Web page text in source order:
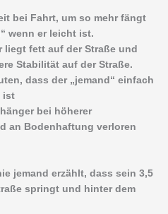
bei Fahrt, um so mehr fängt
wenn er leicht ist.
liegt fett auf der Straße und
Stabilität auf der Straße.
dass der „jemand“ einfach
ist
bei höherer
an Bodenhaftung verloren
jemand erzählt, dass sein 3,5
springt und hinter dem